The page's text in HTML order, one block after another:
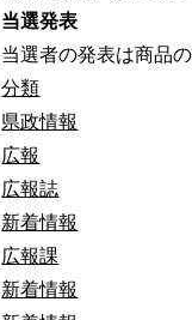
当選発表
当選者の発表は商品
分類
県政情報
広報
広報誌
新着情報
広報課
新着情報